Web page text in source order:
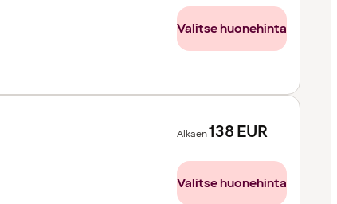
Valitse huonehinta
Alkaen138EUR
Valitse huonehinta